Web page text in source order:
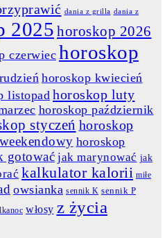
dania z grilla dania z
2025 horoskop 2026
czerwiec horoskop
horoskop kwiecień
listopad horoskop luty
horoskop październik
styczeń horoskop
horoskop
gotować jak marynować jak
kalkulator kalorii miłe
owsianka sennik K sennik P
włosy z życia